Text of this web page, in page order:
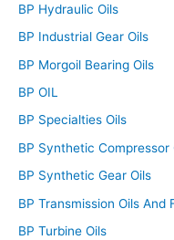
BP Hydraulic Oils
BP Industrial Gear Oils
BP Morgoil Bearing Oils
BP OIL
BP Specialties Oils
BP Synthetic Compressor
BP Synthetic Gear Oils
BP Transmission Oils And
BP Turbine Oils